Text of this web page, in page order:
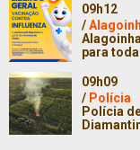
09h12
/
para
09h09
/ Polícia
Polícia